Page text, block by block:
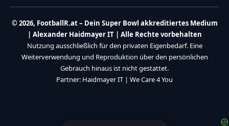
© 2026, FootballR.at – Dein Super Bowl akkreditiertes Medium
| Alexander Haidmayer IT | Alle Rechte vorbehalten
Nutzung ausschließlich für den privaten Eigenbedarf. Eine
Weiterverwendung und Reproduktion über den persönlichen
Gebrauch hinaus ist nicht gestattet.
Partner: Haidmayer IT | We Care 4 You